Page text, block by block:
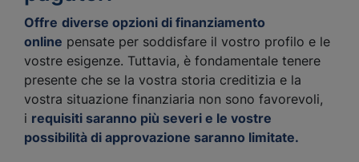
Offre diverse opzioni di finanziamento
online pensate per soddisfare il vostro profilo e le
vostre esigenze. Tuttavia, è fondamentale tenere
presente che se la vostra storia creditizia e la
vostra situazione finanziaria non sono favorevoli,
i requisiti saranno più severi e le vostre
possibilità di approvazione saranno limitate.